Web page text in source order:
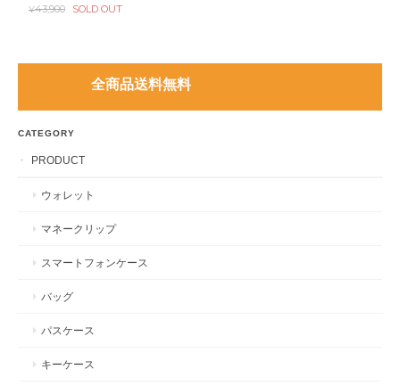
¥43,900 SOLD OUT
全商品送料無料
CATEGORY
PRODUCT
ウォレット
マネークリップ
スマートフォンケース
バッグ
パスケース
キーケース